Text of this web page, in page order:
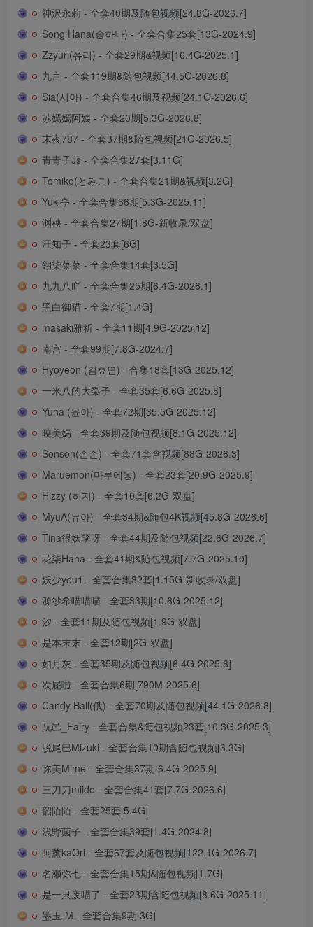
神沢永莉 - 全套40期及随包视频[24.8G-2026.7]
Song Hana(송하나) - 全套合集25套[13G-2024.9]
Zzyuri(쮸리) - 全套29期&视频[16.4G-2025.1]
九言 - 全套119期&随包视频[44.5G-2026.8]
Sia(시아) - 全套合集46期及视频[24.1G-2026.6]
苏嫣嫣阿姨 - 全套20期[5.3G-2026.8]
末夜787 - 全套37期&随包视频[21G-2026.5]
青青子Js - 全套合集27套[3.11G]
Tomiko(とみこ) - 全套合集21期&视频[3.2G]
Yuki亭 - 全套合集36期[5.3G-2025.11]
渊秧 - 全套合集27期[1.8G-新收录/双盘]
汪知子 - 全套23套[6G]
翎柒菜菜 - 全套合集14套[3.5G]
九九八吖 - 全套合集25期[6.4G-2026.1]
黑白御猫 - 全套7期[1.4G]
masaki雅祈 - 全套11期[4.9G-2025.12]
南宫 - 全套99期[7.8G-2024.7]
Hyoyeon (김효연) - 合集18套[13G-2025.12]
一米八的大梨子 - 全套35套[6.6G-2025.8]
Yuna (윤아) - 全套72期[35.5G-2025.12]
曉美媽 - 全套39期及随包视频[8.1G-2025.12]
Sonson(손손) - 全套71套含视频[88G-2026.3]
Maruemon(마루에몽) - 全套23套[20.9G-2025.9]
Hizzy (히지) - 全套10套[6.2G-双盘]
MyuA(뮤아) - 全套34期&随包4K视频[45.8G-2026.6]
Tina很妖孽呀 - 全套44期及随包视频[22.6G-2026.7]
花柒Hana - 全套41期&随包视频[7.7G-2025.10]
妖少you1 - 全套合集32套[1.15G-新收录/双盘]
源纱希喵喵喵 - 全套33期[10.6G-2025.12]
汐 - 全套11期及随包视频[1.9G-双盘]
是本末末 - 全套12期[2G-双盘]
如月灰 - 全套35期及随包视频[6.4G-2025.8]
次屁啦 - 全套合集6期[790M-2025.6]
Candy Ball(俄) - 全套70期及随包视频[44.1G-2026.8]
阮邑_Fairy - 全套合集&随包视频23套[10.3G-2025.3]
脱尾巴Mizuki - 全套合集10期含随包视频[3.3G]
弥美Mime - 全套合集37期[6.4G-2025.9]
三刀刀miido - 全套合集41套[7.7G-2026.6]
韶陌陌 - 全套25套[5.4G]
浅野菌子 - 全套合集39套[1.4G-2024.8]
阿薰kaOri - 全套67套及随包视频[122.1G-2026.7]
名濑弥七 - 全套合集15期&随包视频[1.7G]
是一只废喵了 - 全套23期含随包视频[8.6G-2025.11]
墨玉-M - 全套合集9期[3G]